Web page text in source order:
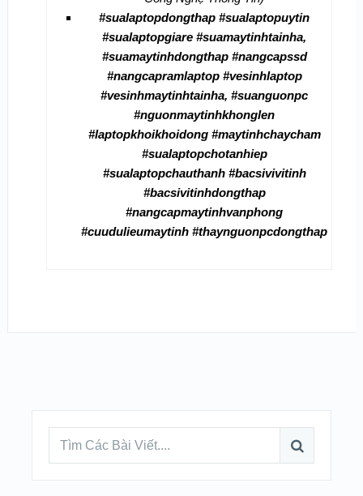
#sualaptopdongthap #sualaptopuytin
#sualaptopgiare #suamaytinhtainha,
#suamaytinhdongthap #nangcapssd
#nangcapramlaptop #vesinhlaptop
#vesinhmaytinhtainha, #suanguonpc
#nguonmaytinhkhonglen
#laptopkhoikhoidong #maytinhchaycham
#sualaptopchotanhiep
#sualaptopchauthanh #bacsivivitinh
#bacsivitinhdongthap
#nangcapmaytinhvanphong
#cuudulieumaytinh #thaynguonpcdongthap